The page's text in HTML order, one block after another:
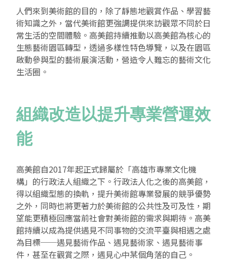
人們來到美術館的目的，除了靜態地觀賞作品、學習藝
術知識之外，當代美術館更強調提供來訪觀眾不同於日
常生活的空間體驗。高美館持續推動以高美館為核心的
生態藝術園區轉型，透過多樣性特色導覽，以及在園區
啟動參與型的藝術展演活動，營造令人難忘的藝術文化
生活圈。
組織改造以提升專業營運效
能
高美館自2017年起正式歸屬於「高雄市專業文化機
構」的行政法人組織之下。行政法人化之後的高美館，
得以組織型態的換軌，提升美術館專業發展的競爭優勢
之外，同時也將更著力於美術館的公共性及可及性，期
望能更積極回應當前社會對美術館的需求與期待。高美
館持續以成為提供遇見不同事物的交流平臺與相遇之處
為目標──遇見藝術作品、遇見藝術家、遇見藝術事
件，甚至在觀賞之際，遇見心中某個角落的自己。